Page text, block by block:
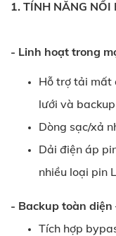
1. TÍNH NĂNG NỔI
- Linh hoạt trong
Hỗ trợ tải mất
lưới và backup
Dòng sạc/xả
Dải điện áp
nhiều loại pin
- Backup toàn diện
Tích hợp